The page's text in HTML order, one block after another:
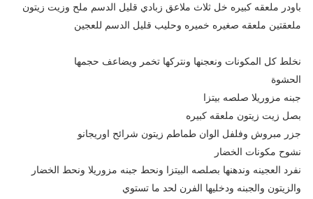
باودر ملعقه كبيره خل ثلاث ملاعق زبادي قليل الدسم ملح وزيت زيتون
ملعقتين ملعقه صغيره خميره وحليب قليل الدسم للعجين
نخلط كل المكونات ونعجنها ونتركها تخمر ويضاعف حجمها
الحشوة
جبنه مزوريلا صلصه بيتزا
بصل زيت زيتون ملعقه كبيره
جزر مبروش وفلفل الوان طماطم زيتون شرائح اوريجانو
نشوح مكونات الخضار
نفرد العجينه وندهنها بصلصه البيتزا ونحط جبنه مزوريلا ونحط الخضار
والزيتون والجبنه ودخليها الفرن لحد ما تستوي